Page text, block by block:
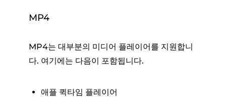
MP4
MP4는 대부분의 미디어 플레이어를 지원합니
다. 여기에는 다음이 포함됩니다.
애플 퀵타임 플레이어